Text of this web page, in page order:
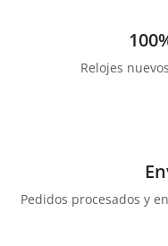
Relojes
Pedidos procesados y